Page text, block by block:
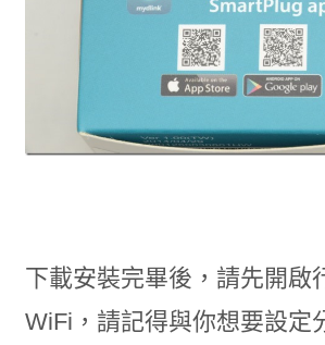
下載安裝完畢後，請先開啟
WiFi，請記得與你想要設定